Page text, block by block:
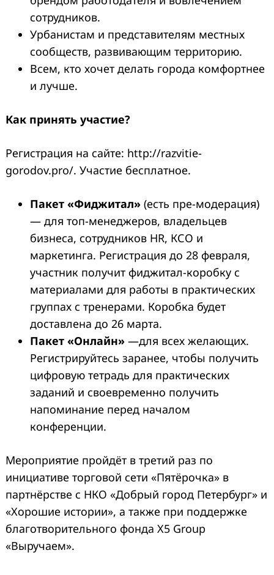
сотрудников.
Урбанистам и представителям местных
сообществ, развивающим территорию.
Всем, кто хочет делать города комфортнее
и лучше.
Как принять участие?
Регистрация на сайте: http://razvitie-
gorodov.pro/. Участие бесплатное.
Пакет «Фиджитал» (есть пре-модерация)
— для топ-менеджеров, владельцев
бизнеса, сотрудников HR, КСО и
маркетинга. Регистрация до 28 февраля,
участник получит фиджитал-коробку с
материалами для работы в практических
группах с тренерами. Коробка будет
доставлена до 26 марта.
Пакет «Онлайн» —для всех желающих.
Регистрируйтесь заранее, чтобы получить
цифровую тетрадь для практических
заданий и своевременно получить
напоминание перед началом
конференции.
Мероприятие пройдёт в третий раз по
инициативе торговой сети «Пятёрочка» в
партнёрстве с НКО «Добрый город Петербург» и
«Хорошие истории», а также при поддержке
благотворительного фонда X5 Group
«Выручаем».